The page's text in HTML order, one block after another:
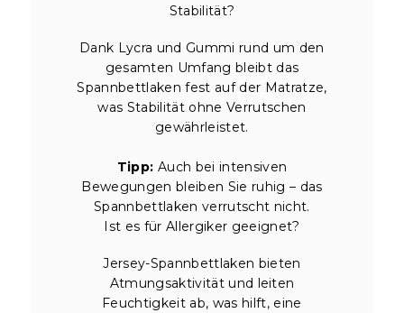
Stabilität?
Dank Lycra und Gummi rund um den
gesamten Umfang bleibt das
Spannbettlaken fest auf der Matratze,
was Stabilität ohne Verrutschen
gewährleistet.
Tipp: Auch bei intensiven
Bewegungen bleiben Sie ruhig – das
Spannbettlaken verrutscht nicht.
Ist es für Allergiker geeignet?
Jersey-Spannbettlaken bieten
Atmungsaktivität und leiten
Feuchtigkeit ab, was hilft, eine